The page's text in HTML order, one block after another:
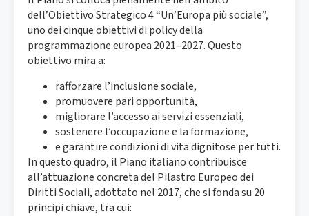
dell’Obiettivo Strategico 4 “Un’Europa più sociale”,
uno dei cinque obiettivi di policy della
programmazione europea 2021–2027. Questo
obiettivo mira a:
rafforzare l’inclusione sociale,
promuovere pari opportunità,
migliorare l’accesso ai servizi essenziali,
sostenere l’occupazione e la formazione,
e garantire condizioni di vita dignitose per tutti.
In questo quadro, il Piano italiano contribuisce
all’attuazione concreta del Pilastro Europeo dei
Diritti Sociali, adottato nel 2017, che si fonda su 20
principi chiave, tra cui: